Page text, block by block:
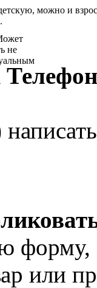
можно и
написать
или